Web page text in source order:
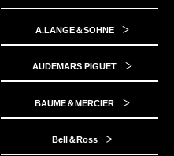
A.LANGE＆SOHNE
AUDEMARS PIGUET
BAUME＆MERCIER
Bell＆Ross